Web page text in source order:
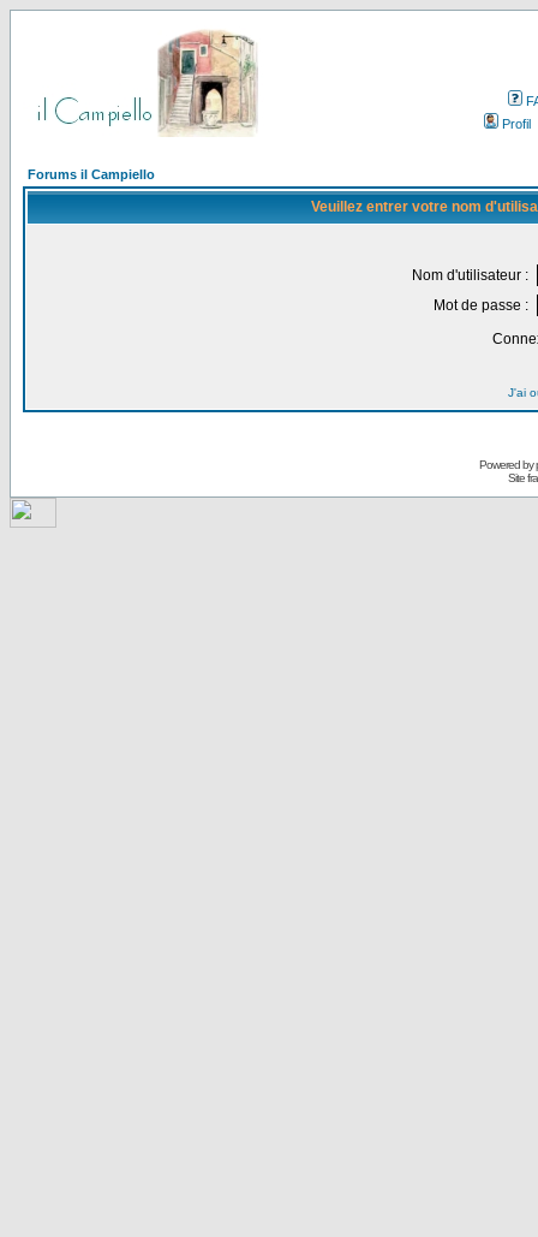
Profil
Forums il Campiello
Veuillez entrer votre nom
Nom d'utilisateur :
Mot de passe :
J'ai
Powered by
Site